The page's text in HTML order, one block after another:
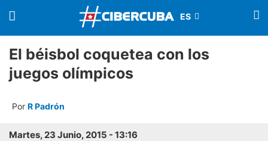
El béisbol coquetea con los
juegos olímpicos
Por R Padrón
Martes, 23 Junio, 2015 - 13:16